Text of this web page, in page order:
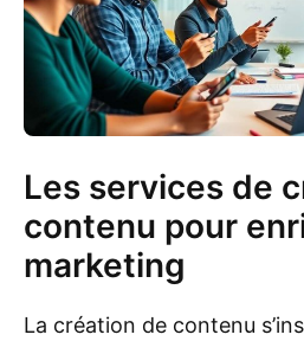
Les services de
contenu pour
marketing
La création de contenu